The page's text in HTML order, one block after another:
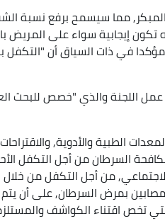
مما سيسمح برفع نسبة
إيجابية سواء على المريض
مؤكدا في ذات السياق أن
عمل اللجنة والذي "خصص للبحث
الطبية والأدوية,
السرطان من أجل التكفل
من أجل التكفل من
بمرض السرطان, على أن
تخص اقتناء الكواشف